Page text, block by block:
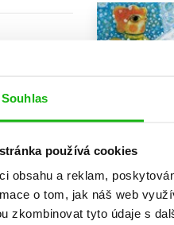
Souhlas
používá cookies
obsahu a reklam,
o tom, jak náš web
zkombinovat tyto údaje s
Ten
Jiřina
120